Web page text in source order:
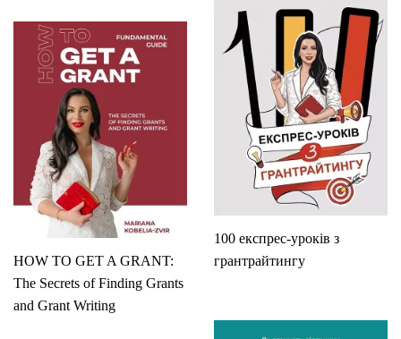
100 експрес-уроків з
грантрайтингу
HOW TO GET A GRANT:
The Secrets of Finding Grants
and Grant Writing